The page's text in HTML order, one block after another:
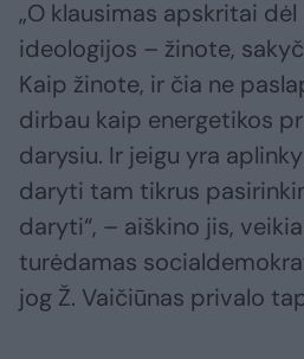
„O klausimas apskritai
ideologijos – žinote,
Kaip žinote, ir čia ne
dirbau kaip energetikos
darysiu. Ir jeigu yra
daryti tam tikrus
daryti“, – aiškino jis,
turėdamas
jog Ž. Vaičiūnas privalo